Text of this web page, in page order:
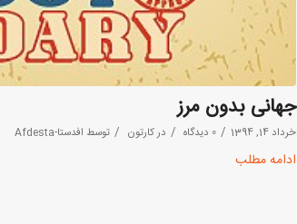
جهانی بدون مرز
خرداد 14, 1394 / 0 دیدگاه / درکارتون / توسط افدستا-Afdesta
ادامه مطلب